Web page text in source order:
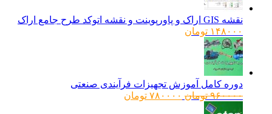
نقشه GIS اراک و پاورپوینت و نقشه اتوکد طرح جامع اراک
۱۴۸۰۰۰ تومان
دوره کامل آموزش تجهیزات فرآیندی صنعتی
۹۶۰۰۰۰ تومانقیمت
۷۸۰۰۰۰ تومانقیمت